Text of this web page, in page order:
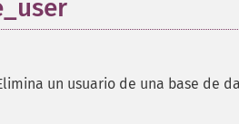
un usuario de una base de